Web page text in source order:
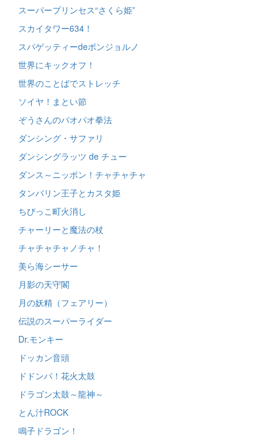
スーパープリンセス“さくら姫”
スカイタワー634！
スパゲッティーdeボンジョルノ
世界にキックオフ！
世界のことばでストレッチ
ソイヤ！まとい節
ぞうさんのパオパオ拳法
ダンシング・サファリ
ダンシングラッツ de チュー
ダンス～ニッポン！チャチャチャ
タンバリン王子とカスタ姫
ちびっこ町火消し
チャーリーと魔法の杖
チャチャチャノチャ！
美ら海シーサー
月影の天守閣
月の妖精（フェアリー）
伝説のスーパーライダー
Dr.モンキー
ドッカン音頭
ドドンパ！花火太鼓
ドラゴン太鼓～龍神～
とん汁ROCK
鳴子ドラゴン！